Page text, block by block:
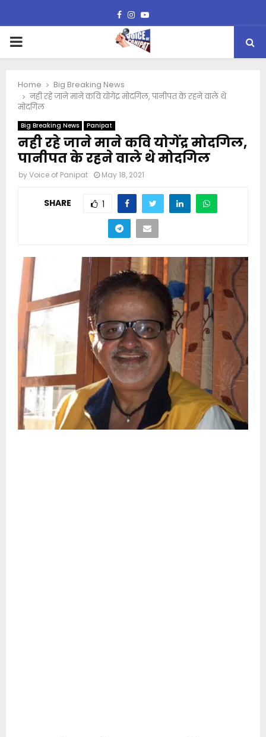
Facebook
Instagram
Youtube
PRIMARY
Home
Big Breaking News
नही रहे जाने माने कवि योगेंद्र मोदगिल, पानीपत के रहने वाले थे
मोदगिल
Big Breaking News Panipat
नही रहे जाने माने कवि योगेंद्र मोदगिल,
पानीपत के रहने वाले थे मोदगिल
byVoice of Panipat May 18, 2021
SHARE 1